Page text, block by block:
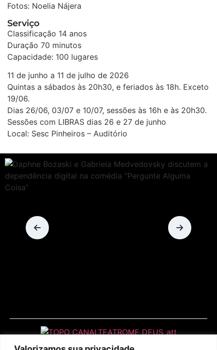
Fotos: Noelia Nájera
Serviço
Classificação 14 anos
Duração 70 minutos
Capacidade: 100 lugares
11 de junho a 11 de julho de 2026
Quintas a sábados às 20h30, e feriados às 18h. Exceto
19/06.
Dias 26/06, 03/07 e 10/07, sessões às 16h e às 20h30.
Sessões com LIBRAS dias 26 e 27 de junho
Local: Sesc Pinheiros – Auditório